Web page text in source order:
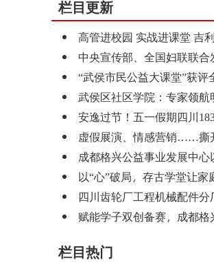
栏目更新
高管进校园 实战进课堂 吉
中央宣传部、全国妇联联合
“武侯市民公益大课堂”获评
武侯区社区学院：专家领航
安逸过节！五一假期四川
虚假展演、情感营销……撕
成都格兴公益事业发展中心
以“心”破局，存古学堂让家
四川齿轮厂工程机械配件分
赋能学子双创备赛，成都格
栏目热门